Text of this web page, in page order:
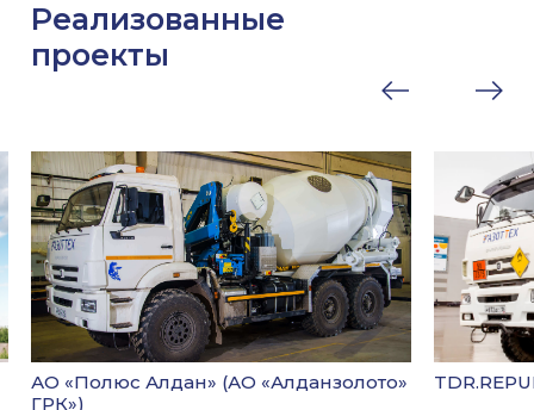
Реализованные
проекты
АО «Полюс Алдан» (АО «Алданзолото»
ГРК»)